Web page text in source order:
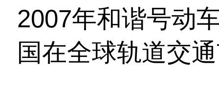
2007年和谐号动
国在全球轨道交